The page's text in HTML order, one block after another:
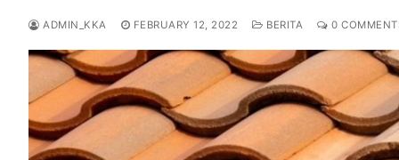
ADMIN_KKA FEBRUARY 12, 2022 BERITA 0